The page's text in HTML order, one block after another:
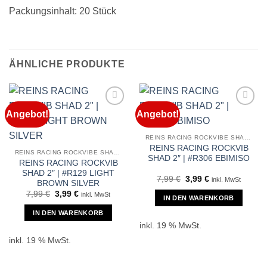
Packungsinhalt: 20 Stück
ÄHNLICHE PRODUKTE
Angebot!
REINS RACING ROCKVIBE SHAD 2″
REINS RACING ROCKVIB
SHAD 2″ | #R129 LIGHT
BROWN SILVER
7,99€ Ursprünglicher
war:
7,99 €
3,99€Aktueller
ist:
3,99 €.
inkl. MwSt
IN DEN WARENKORB
inkl. 19 % MwSt.
Angebot!
REINS RACING ROCKVIBE SHAD 2″
REINS RACING ROCKVIB
SHAD 2″ | #R306 EBIMISO
7,99€ Ursprünglicher
war:
7,99 €
3,99€Aktueller
ist:
3,99 €.
inkl. MwSt
IN DEN WARENKORB
inkl. 19 % MwSt.